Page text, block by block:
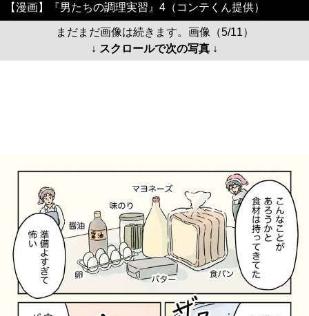
【漫画】『男たちの調理実習』4（コンテくん提供）
まだまだ画像は続きます。画像（5/11）
↓ スクロールで次の写真 ↓